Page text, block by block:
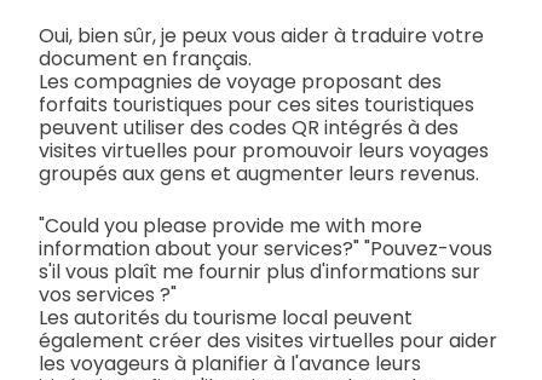
Oui, bien sûr, je peux vous aider à traduire votre
document en français.
Les compagnies de voyage proposant des
forfaits touristiques pour ces sites touristiques
peuvent utiliser des codes QR intégrés à des
visites virtuelles pour promouvoir leurs voyages
groupés aux gens et augmenter leurs revenus.
"Could you please provide me with more
information about your services?" "Pouvez-vous
s'il vous plaît me fournir plus d'informations sur
vos services ?"
Les autorités du tourisme local peuvent
également créer des visites virtuelles pour aider
les voyageurs à planifier à l'avance leurs